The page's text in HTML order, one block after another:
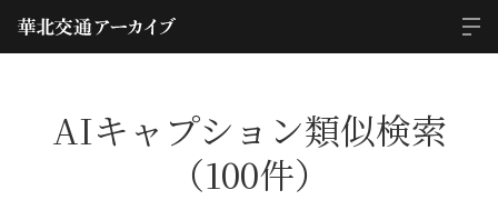
AIキャプション類似検索
（100件）